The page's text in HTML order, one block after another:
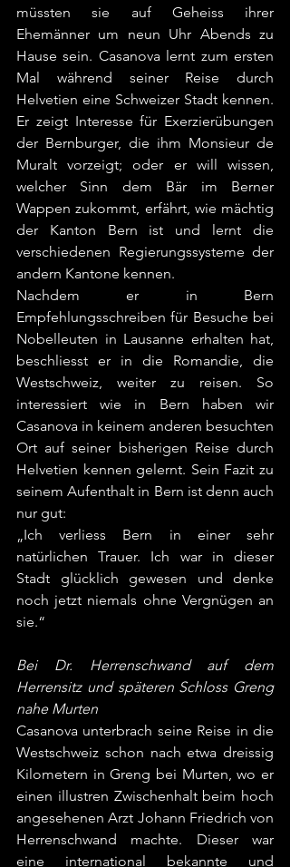
müssten sie auf Geheiss ihrer
Ehemänner um neun Uhr Abends zu
Hause sein. Casanova lernt zum ersten
Mal während seiner Reise durch
Helvetien eine Schweizer Stadt kennen.
Er zeigt Interesse für Exerzierübungen
der Bernburger, die ihm Monsieur de
Muralt vorzeigt; oder er will wissen,
welcher Sinn dem Bär im Berner
Wappen zukommt, erfährt, wie mächtig
der Kanton Bern ist und lernt die
verschiedenen Regierungssysteme der
andern Kantone kennen.
Nachdem er in Bern
Empfehlungsschreiben für Besuche bei
Nobelleuten in Lausanne erhalten hat,
beschliesst er in die Romandie, die
Westschweiz, weiter zu reisen. So
interessiert wie in Bern haben wir
Casanova in keinem anderen besuchten
Ort auf seiner bisherigen Reise durch
Helvetien kennen gelernt. Sein Fazit zu
seinem Aufenthalt in Bern ist denn auch
nur gut:
„Ich verliess Bern in einer sehr
natürlichen Trauer. Ich war in dieser
Stadt glücklich gewesen und denke
noch jetzt niemals ohne Vergnügen an
sie.“
Bei Dr. Herrenschwand auf dem
Herrensitz und späteren Schloss Greng
nahe Murten
Casanova unterbrach seine Reise in die
Westschweiz schon nach etwa dreissig
Kilometern in Greng bei Murten, wo er
einen illustren Zwischenhalt beim hoch
angesehenen Arzt Johann Friedrich von
Herrenschwand machte. Dieser war
eine international bekannte und